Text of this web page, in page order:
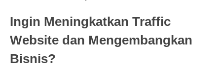
Ingin Meningkatkan Traffic
Website dan Mengembangkan
Bisnis?